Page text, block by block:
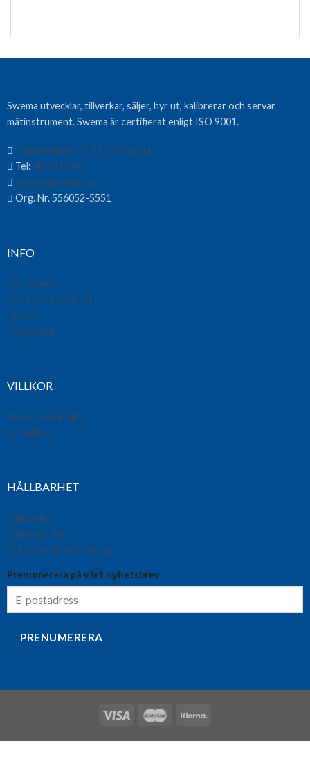
Swema utvecklar, tillverkar, säljer, hyr ut, kalibrerar och servar
mätinstrument. Swema är certifierat enligt ISO 9001.
Pepparvägen 27, 123 56 Farsta
Tel: 08 94 00 90
swema@swema.se
Org. Nr. 556052-5551
INFO
Om Swema
ISO 9001 Certifikat
Mässor
Lediga jobb
VILLKOR
Persondatapolicy
Köpvillkor
HÅLLBARHET
Miljöpolicy
Miljöåtgärder
Årlig energiförbrukning
Prenumerera på vårt nyhetsbrev